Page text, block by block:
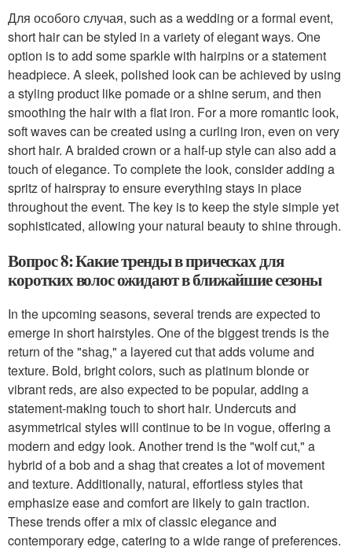
Для особого случая, such as a wedding or a formal event,
short hair can be styled in a variety of elegant ways. One
option is to add some sparkle with hairpins or a statement
headpiece. A sleek, polished look can be achieved by using
a styling product like pomade or a shine serum, and then
smoothing the hair with a flat iron. For a more romantic look,
soft waves can be created using a curling iron, even on very
short hair. A braided crown or a half-up style can also add a
touch of elegance. To complete the look, consider adding a
spritz of hairspray to ensure everything stays in place
throughout the event. The key is to keep the style simple yet
sophisticated, allowing your natural beauty to shine through.
Вопрос 8: Какие тренды в прическах для
коротких волос ожидают в ближайшие сезоны
In the upcoming seasons, several trends are expected to
emerge in short hairstyles. One of the biggest trends is the
return of the "shag," a layered cut that adds volume and
texture. Bold, bright colors, such as platinum blonde or
vibrant reds, are also expected to be popular, adding a
statement-making touch to short hair. Undercuts and
asymmetrical styles will continue to be in vogue, offering a
modern and edgy look. Another trend is the "wolf cut," a
hybrid of a bob and a shag that creates a lot of movement
and texture. Additionally, natural, effortless styles that
emphasize ease and comfort are likely to gain traction.
These trends offer a mix of classic elegance and
contemporary edge, catering to a wide range of preferences.